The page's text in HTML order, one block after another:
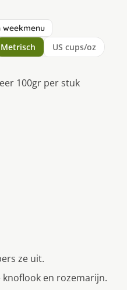
weekmenu
Metrisch US cups/oz
100gr per stuk
ze uit.
en rozemarijn.